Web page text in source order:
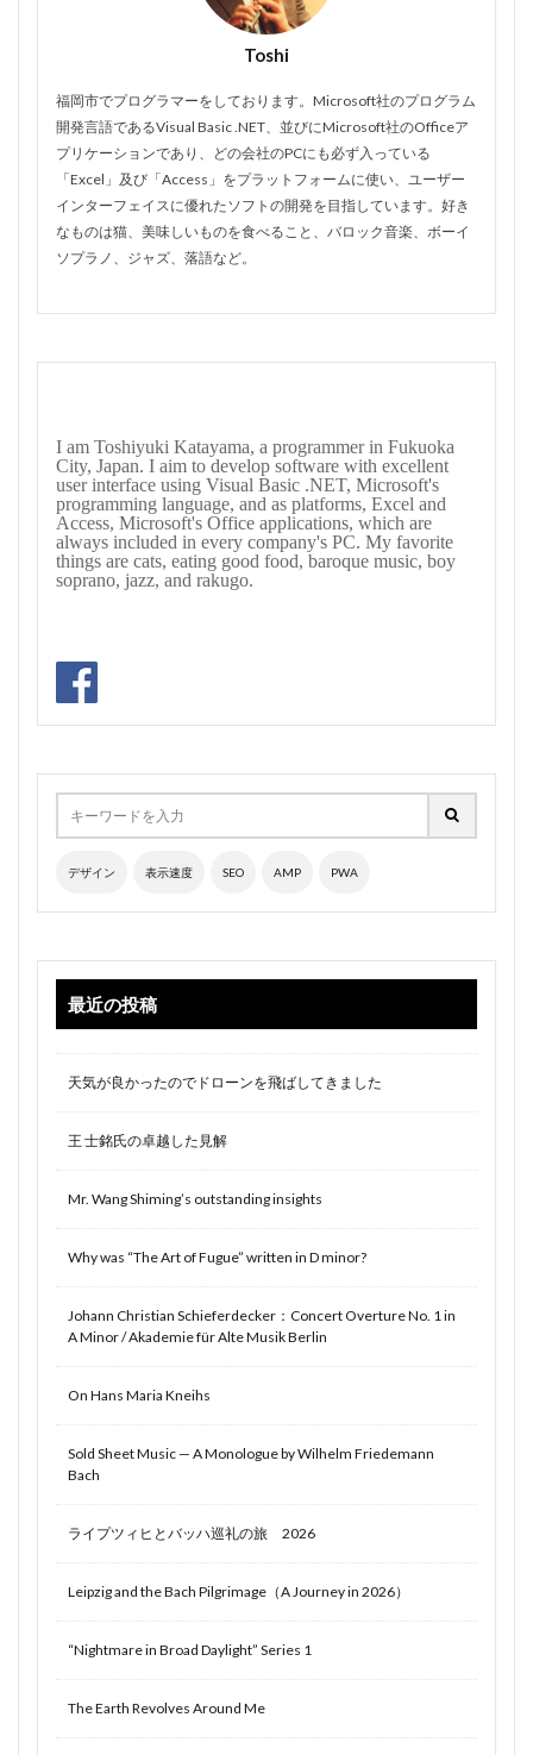
Toshi
福岡市でプログラマーをしております。Microsoft社のプログラム
開発言語であるVisual Basic .NET、並びにMicrosoft社のOfficeア
プリケーションであり、どの会社のPCにも必ず入っている
「Excel」及び「Access」をプラットフォームに使い、ユーザー
インターフェイスに優れたソフトの開発を目指しています。好き
なものは猫、美味しいものを食べること、バロック音楽、ボーイ
ソプラノ、ジャズ、落語など。
I am Toshiyuki Katayama, a programmer in Fukuoka
City, Japan. I aim to develop software with excellent
user interface using Visual Basic .NET, Microsoft's
programming language, and as platforms, Excel and
Access, Microsoft's Office applications, which are
always included in every company's PC. My favorite
things are cats, eating good food, baroque music, boy
soprano, jazz, and rakugo.
デザイン 表示速度 SEO AMP PWA
最近の投稿
天気が良かったのでドローンを飛ばしてきました
王 士銘氏の卓越した見解
Mr. Wang Shiming’s outstanding insights
Why was “The Art of Fugue” written in D minor?
Johann Christian Schieferdecker：Concert Overture No. 1 in
A Minor / Akademie für Alte Musik Berlin
On Hans Maria Kneihs
Sold Sheet Music — A Monologue by Wilhelm Friedemann
Bach
ライプツィヒとバッハ巡礼の旅 2026
Leipzig and the Bach Pilgrimage（A Journey in 2026）
“Nightmare in Broad Daylight” Series 1
The Earth Revolves Around Me